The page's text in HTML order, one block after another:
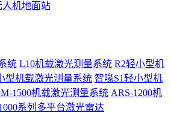
人机地面站
统 L10机载激光测量系统 R2轻小型机
型机载激光测量系统 智喙S1轻小型机
1500机载激光测量系统 ARS-1200机
系列多平台激光雷达